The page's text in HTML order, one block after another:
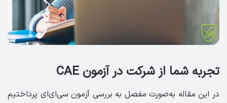
تجربه شما از شرکت در آزمون CAE
در این مقاله به‌صورت مفصل به بررسی آزمون سی‌ای‌ای پرداختیم